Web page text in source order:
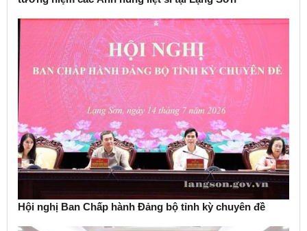
Hội nghị Ban Chấp hành Đảng bộ tỉnh kỳ chuyên đề